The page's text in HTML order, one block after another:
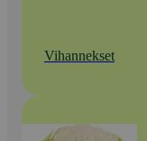
Vihannekset